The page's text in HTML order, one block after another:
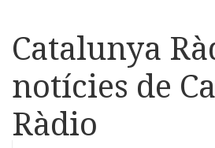
Catalunya
notícies de
Ràdio